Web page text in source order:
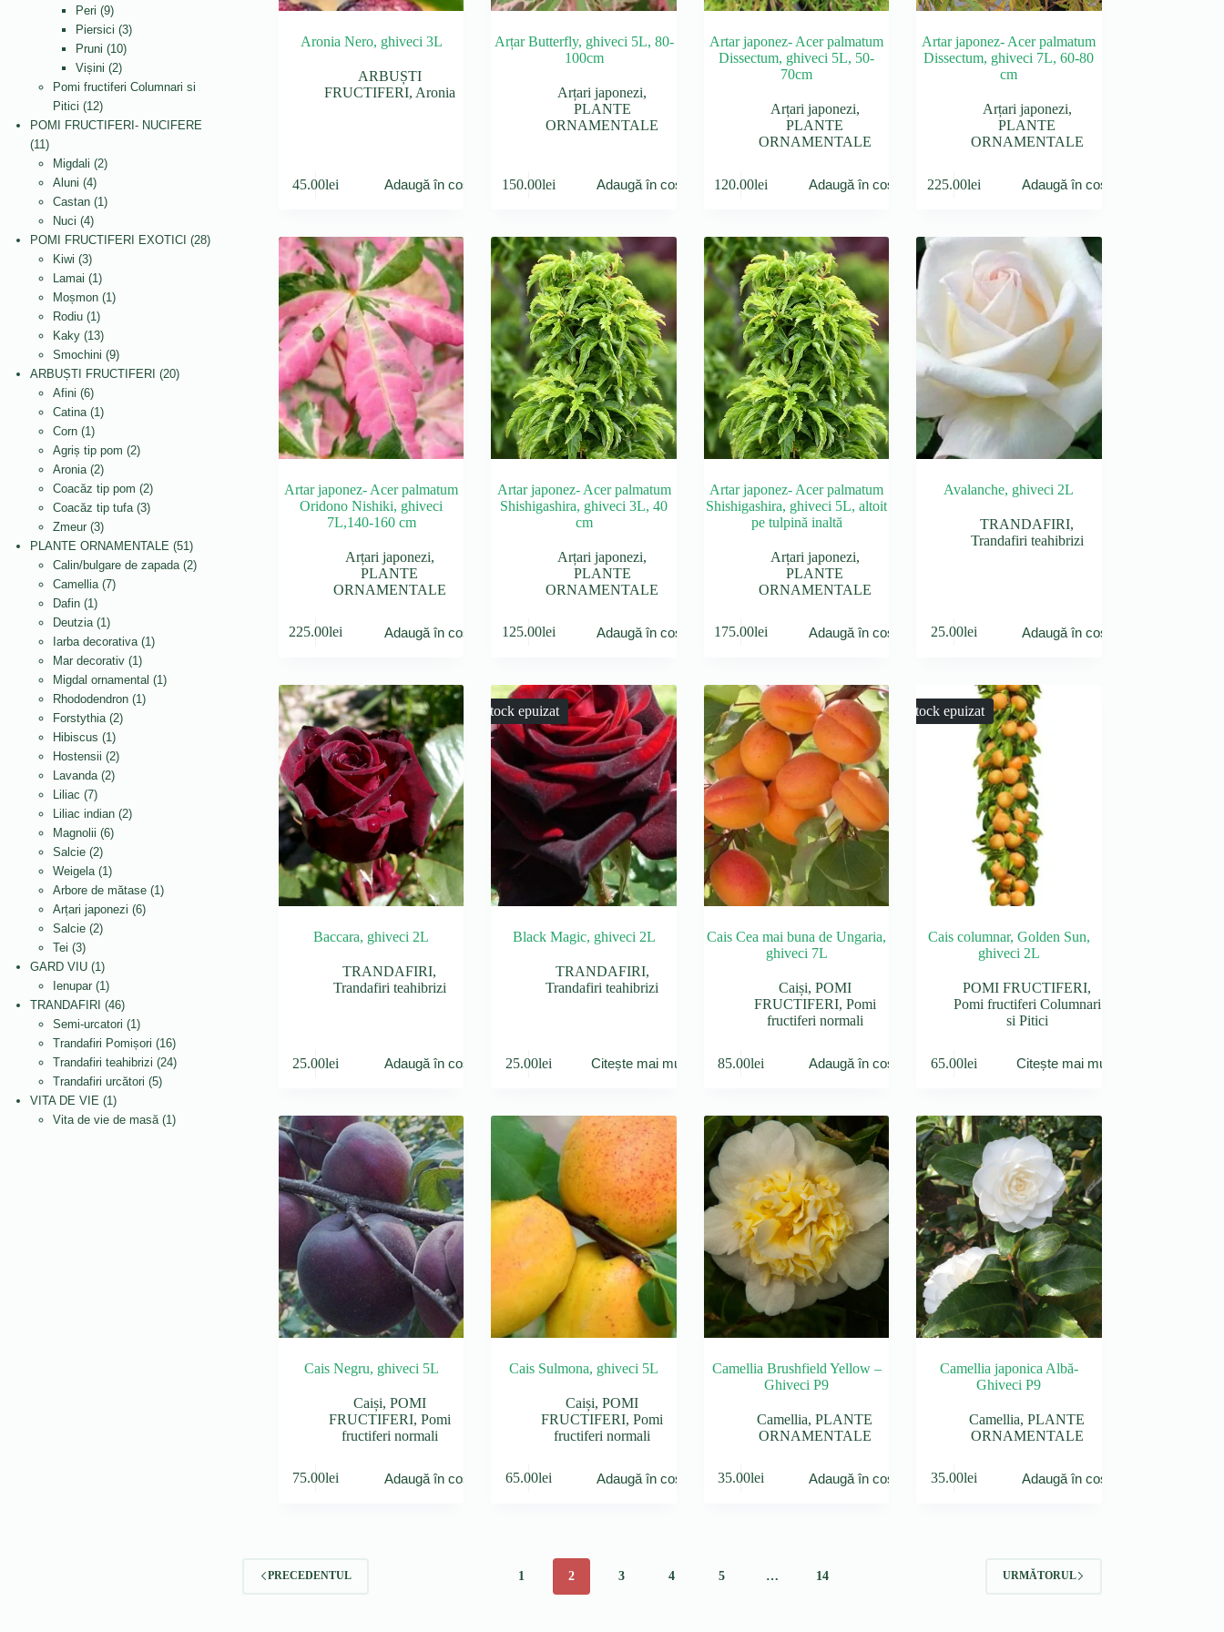
Aronia Nero, ghiveci 3L
ARBUȘTI
FRUCTIFERI, Aronia
45.00lei Adaugă în coș
Arțar Butterfly, ghiveci 5L, 80-
100cm
Arțari japonezi,
PLANTE
ORNAMENTALE
150.00lei Adaugă în coș
Artar japonez- Acer palmatum
Dissectum, ghiveci 5L, 50-
70cm
Arțari japonezi,
PLANTE
ORNAMENTALE
120.00lei Adaugă în coș
Artar japonez- Acer palmatum
Dissectum, ghiveci 7L, 60-80
cm
Arțari japonezi,
PLANTE
ORNAMENTALE
225.00lei Adaugă în coș
Artar japonez- Acer palmatum
Oridono Nishiki, ghiveci
7L,140-160 cm
Arțari japonezi,
PLANTE
ORNAMENTALE
225.00lei Adaugă în coș
Artar japonez- Acer palmatum
Shishigashira, ghiveci 3L, 40
cm
Arțari japonezi,
PLANTE
ORNAMENTALE
125.00lei Adaugă în coș
Artar japonez- Acer palmatum
Shishigashira, ghiveci 5L, altoit
pe tulpină inaltă
Arțari japonezi,
PLANTE
ORNAMENTALE
175.00lei Adaugă în coș
Avalanche, ghiveci 2L
TRANDAFIRI,
Trandafiri teahibrizi
25.00lei Adaugă în coș
Baccara, ghiveci 2L
TRANDAFIRI,
Trandafiri teahibrizi
25.00lei Adaugă în coș
Stock epuizat
Black Magic, ghiveci 2L
TRANDAFIRI,
Trandafiri teahibrizi
25.00lei Citește mai mult
Cais Cea mai buna de Ungaria,
ghiveci 7L
Caiși, POMI
FRUCTIFERI, Pomi
fructiferi normali
85.00lei Adaugă în coș
Stock epuizat
Cais columnar, Golden Sun,
ghiveci 2L
POMI FRUCTIFERI,
Pomi fructiferi Columnari
si Pitici
65.00lei Citește mai mult
Cais Negru, ghiveci 5L
Caiși, POMI
FRUCTIFERI, Pomi
fructiferi normali
75.00lei Adaugă în coș
Cais Sulmona, ghiveci 5L
Caiși,POMI
FRUCTIFERI,Pomi
fructiferi normali
65.00lei Adaugă în coș
Camellia Brushfield Yellow –
Ghiveci P9
Camellia,PLANTE
ORNAMENTALE
35.00lei Adaugă în coș
Camellia japonica Albă-
Ghiveci P9
Camellia,PLANTE
ORNAMENTALE
35.00lei Adaugă în coș
PRECEDENTUL 1 2 3 4 5 … 14 URMĂTORUL
Peri 99
produse
Piersici 33
Pruni 1010
produse
Vișini 22
produse
Pomi fructiferi Columnari si
Pitici 1212
produse
POMI FRUCTIFERI- NUCIFERE
11 11
produse
Migdali 22
Aluni 44
produse
Castan 1 1
Nuci 44
produse
POMI FRUCTIFERI EXOTICI 2828
Kiwi 33
produse
Lamai 1 1
produs
Moșmon 1 1
Rodiu 1 1
produs
Kaky 1313
produse
Smochini 99
produse
ARBUȘTI FRUCTIFERI 2020
Afini 66
produse
Catina 1 1
Corn 1 1
produs
Agriș tip pom 22
Aronia 22
produse
Coacăz tip pom 22
produse
Coacăz tip tufa 33
Zmeur 33
produse
PLANTE ORNAMENTALE 51 51
de
Calin/bulgare de zapada 22
Camellia 77
Dafin 1 1
produs
Deutzia 1 1
produs
Iarba decorativa 1 1
Mar decorativ 1 1
produs
Migdal ornamental 1 1
Rhododendron 1 1
Forstythia 22
Hibiscus 1 1
produs
Hostensii 22
produse
Lavanda 22
Liliac 77
produse
Liliac indian 22
Magnolii 66
Salcie 22
produse
Weigela 1 1
produs
Arbore de mătase 1 1
Arțari japonezi 66
Salcie 22
Tei 33
produse
GARD VIU 1 1
produs
Ienupar 1 1
produs
TRANDAFIRI 4646
de
produse
Semi-urcatori 1 1
produs
Trandafiri Pomișori 1616
produse
Trandafiri teahibrizi 2424
Trandafiri urcători 55
VITA DE VIE 1 1
produs
Vita de vie de masă 1 1